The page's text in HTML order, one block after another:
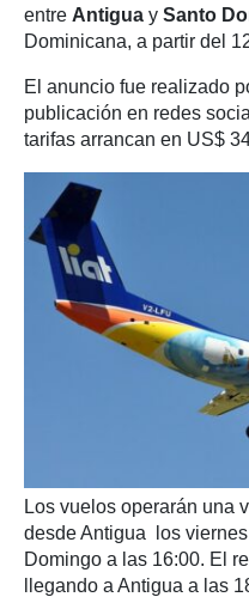
entre Antigua y Santo
Dominicana, a partir del
El anuncio fue realizado
publicación en redes
tarifas arrancan en US$
Los vuelos operarán una
desde Antigua los
Domingo a las 16:00. El
llegando a Antigua a las